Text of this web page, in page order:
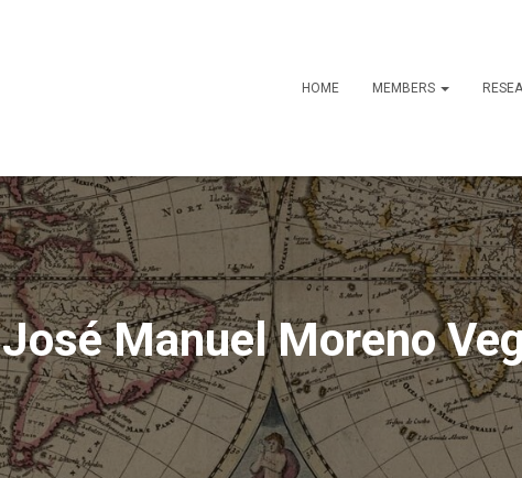
HOME MEMBERS
José Manuel Moreno